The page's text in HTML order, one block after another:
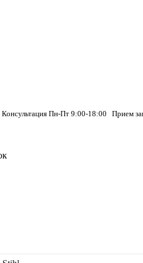
Консультация Пн-Пт 9:00-18:00 Прием